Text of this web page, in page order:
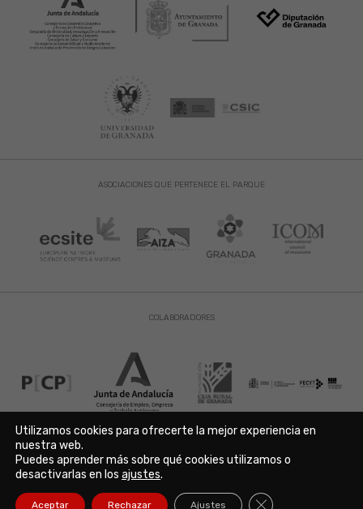
ASOCIACIONES QUE PERTENECE EL PARQUE
COLABORADORES
Aviso Legal | Política de Privacidad | Política de Cookies
Copyright © 2021. Parque de las Ciencias. Avda. de la Ciencia s/n
18006 Granada. España. Telf.: 958 131 900. Todos los derechos
Utilizamos cookies para ofrecerte la mejor experiencia en
nuestra web.
Puedes aprender más sobre qué cookies utilizamos o
desactivarlas en los ajustes.
Aceptar Rechazar Ajustes Cerrar el banner de